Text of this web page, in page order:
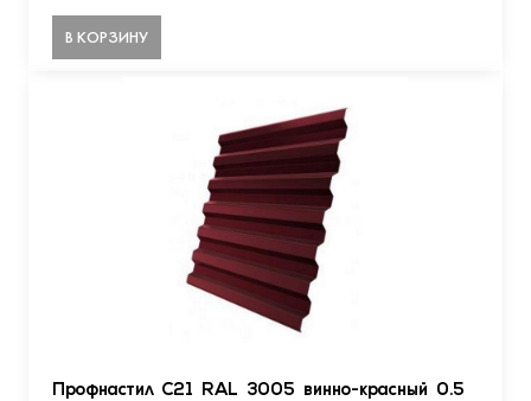
В КОРЗИНУ
Профнастил С21 RAL 3005 винно-красный 0.5